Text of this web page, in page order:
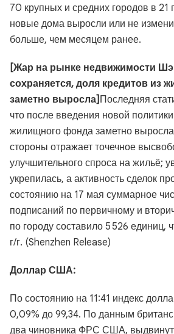
70 крупных и средних городов в 21
новые дома выросли или не
больше, чем месяцем ранее.
[Жар на рынке недвижимости
сохраняется, доля кредитов из
заметно выросла] Последняя
что после введения новой
жилищного фонда заметно
стороны отражает точечное
улучшительного спроса на жильё;
укрепилась, а активность сделок
состоянию на 17 мая суммарное
подписаний по первичному и
по городу составило 5 526 единиц,
г/г. (Shenzhen Release)
Доллар США:
По состоянию на 11:41 индекс
0,09% до 99,34. По данным
два чиновника ФРС США,